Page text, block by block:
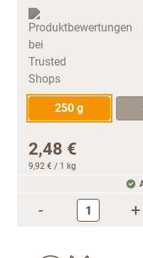
250 g
2,48 €
9,92 € / 1 kg
- +